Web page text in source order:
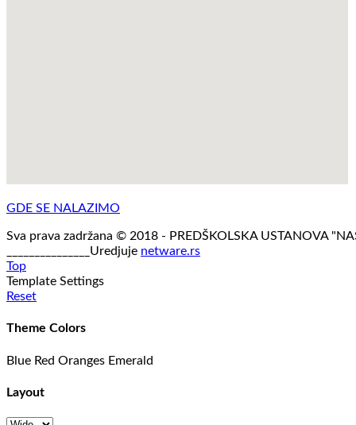
GDE SE NALAZIMO
Sva prava zadržana © 2018 - PREDŠKOLSKA USTANOVA
_______________Uredjuje netware.rs
Top
Template Settings
Reset
Theme Colors
Blue Red Oranges Emerald
Layout